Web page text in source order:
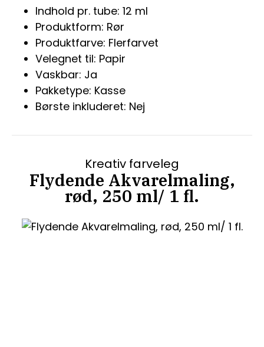
Indhold pr. tube: 12 ml
Produktform: Rør
Produktfarve: Flerfarvet
Velegnet til: Papir
Vaskbar: Ja
Pakketype: Kasse
Børste inkluderet: Nej
Kreativ farveleg
Flydende Akvarelmaling,
rød, 250 ml/ 1 fl.